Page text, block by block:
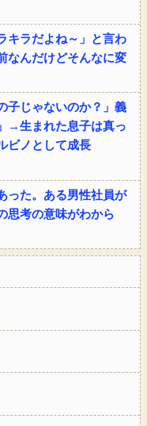
キラだよね～」と言わ
なんだけどそんなに変
子じゃないのか？」義
→生まれた息子は真っ
ビノとして成長
った。ある男性社員が
思考の意味がわから